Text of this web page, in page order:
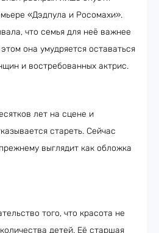
«Дэдпула и Росомахи».
что семья для неё важнее
она умудряется оставаться
и востребованных актрис.
лет на сцене и
стареть. Сейчас
выглядит как обложка
того, что красота не
детей. Её старшая